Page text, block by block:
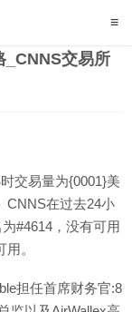
_CNNS交易所
交易量为{0001}美
CNNS在过去24小
#4614，没有可用
。
担任首席财务官:8